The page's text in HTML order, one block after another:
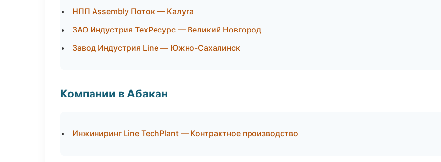
НПП Assembly Поток — Калуга
ЗАО Индустрия ТехРесурс — Великий Новгород
Завод Индустрия Line — Южно-Сахалинск
Компании в Абакан
Инжиниринг Line TechPlant — Контрактное производство